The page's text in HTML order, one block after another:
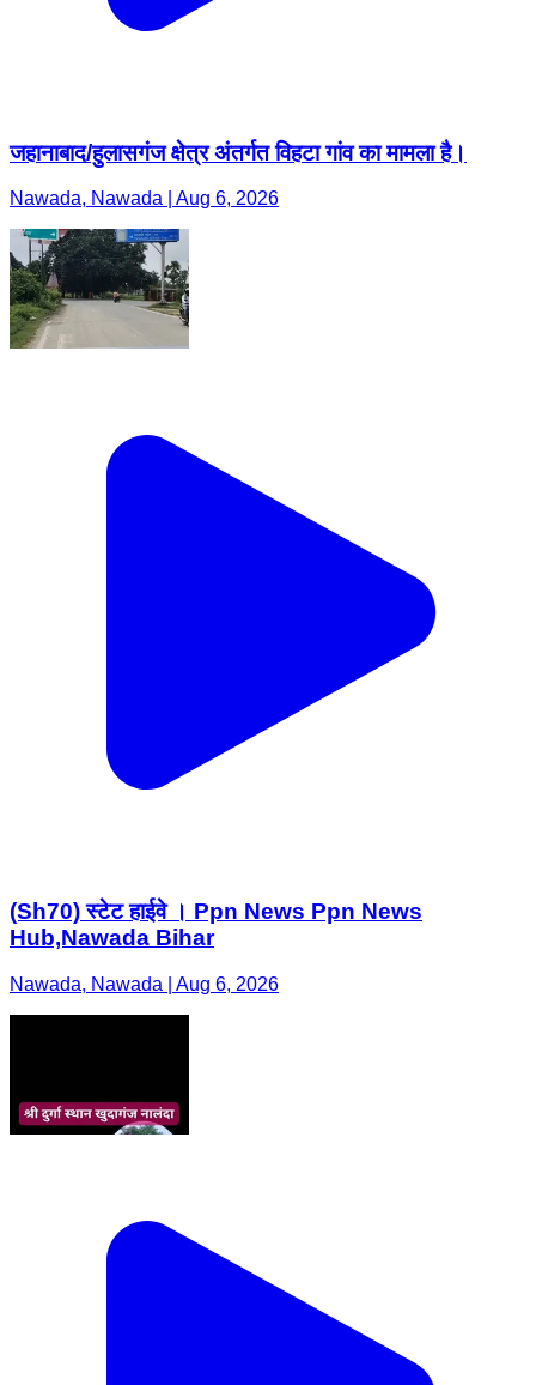
जहानाबाद/हुलासगंज क्षेत्र अंतर्गत विहटा गांव का मामला है।
Nawada, Nawada | Aug 6, 2026
(Sh70) स्टेट हाईवे । Ppn News Ppn News
Hub,Nawada Bihar
Nawada, Nawada | Aug 6, 2026